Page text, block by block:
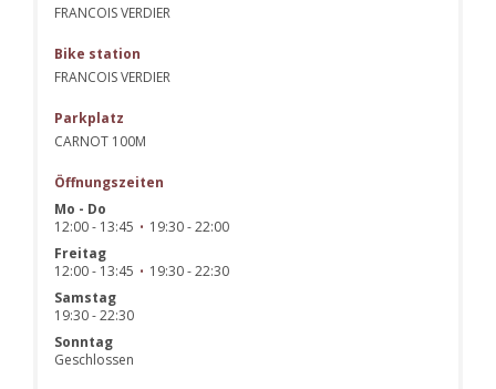
FRANCOIS VERDIER
Bike station
FRANCOIS VERDIER
Parkplatz
CARNOT 100M
Öffnungszeiten
Mo - Do
12:00 - 13:45 • 19:30 - 22:00
Freitag
12:00 - 13:45 • 19:30 - 22:30
Samstag
19:30 - 22:30
Sonntag
Geschlossen